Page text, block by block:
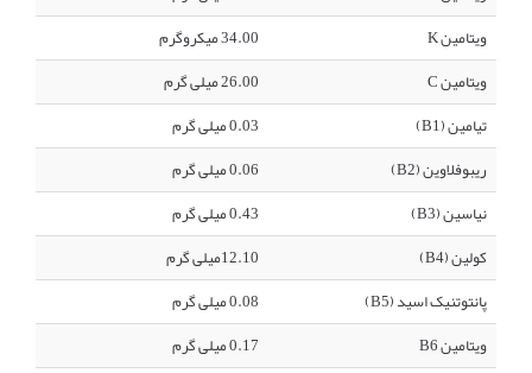
ویتامین K
34.00 میکروگرم
ویتامین C
26.00 میلی گرم
تیامین (B1)
0.03 میلی گرم
ریبوفلاوین (B2)
0.06 میلی گرم
نیاسین (B3)
0.43 میلی گرم
کولین (B4)
12.10میلی گرم
پانتوتنیک اسید (B5)
0.08 میلی گرم
ویتامین B6
0.17 میلی گرم